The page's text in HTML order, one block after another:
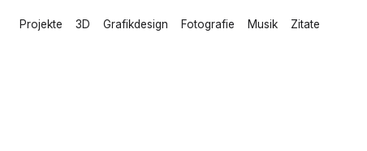
Projekte 3D Grafikdesign Fotografie Musik Zitate